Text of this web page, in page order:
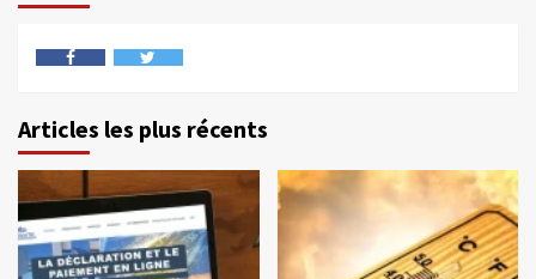
Articles les plus récents